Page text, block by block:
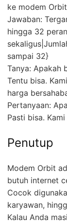
ke modem Orbit
Jawaban:
hingga 32
sampai 32}
Tanya: Apakah
Tentu bisa.
harga
Pertanyaan:
Pasti bisa.
Penutup
Modem Orbit
butuh internet
Cocok
karyawan,
Kalau Anda